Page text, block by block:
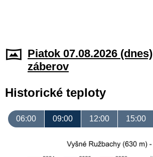
Piatok 07.08.2026 (dnes)
záberov
Historické teploty
06:00 09:00 12:00 15:00